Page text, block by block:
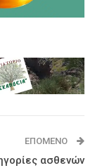
ΕΠΌΜΕΝΟ
ασθενών